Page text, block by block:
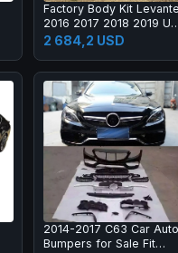
Factory Body Kit Levante
2016 2017 2018 2019 Up
2020 2021
2 684,2 USD
2014-2017 C63 Car Auto
Bumpers for Sale Fit